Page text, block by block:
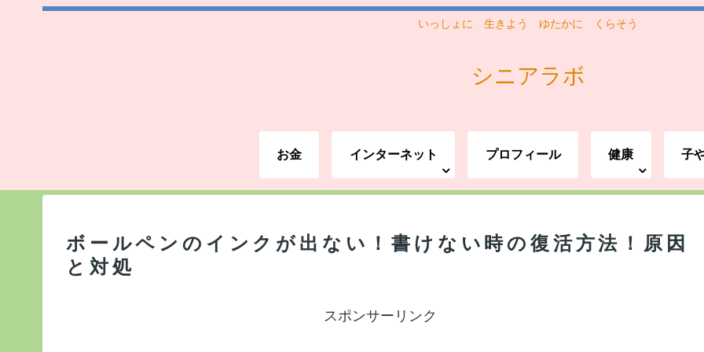
いっしょに 生きよう ゆたかに くらそう
シニアラボ
お金 インターネット プロフィール 健康 子
ボールペンのインクが出ない！書けない時の復活方法！原因
と対処
スポンサーリンク